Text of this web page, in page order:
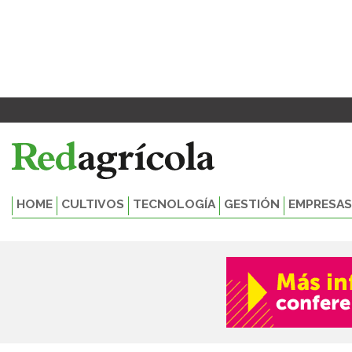
HOME CULTIVOS TECNOLOGÍA GESTIÓN EMPRESAS